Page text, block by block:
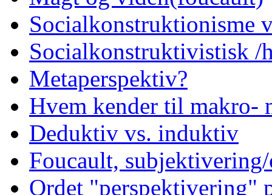
Socialkonstruktionisme
Socialkonstruktivistisk /
Metaperspektiv?
Hvem kender til makro-
Deduktiv vs. induktiv
Foucault,
Ordet "perspektivering"